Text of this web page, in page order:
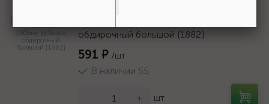
обдирочный большой {1882}
591 ₽ /шт
В наличии 55
+ шт